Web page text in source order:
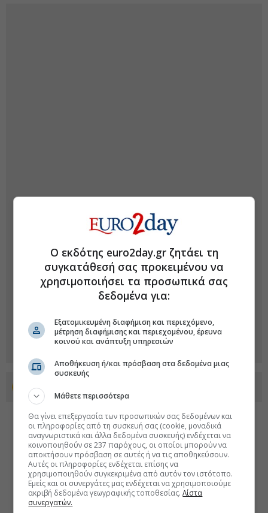
Προσθέστε το euro2day.gr στο Discover
Ο εκδότης euro2day.gr ζητάει τη
συγκατάθεσή σας προκειμένου να
χρησιμοποιήσει τα προσωπικά σας
δεδομένα για:
Εξατομικευμένη διαφήμιση και περιεχόμενο,
μέτρηση διαφήμισης και περιεχομένου, έρευνα
κοινού και ανάπτυξη υπηρεσιών
Αποθήκευση ή/και πρόσβαση στα δεδομένα μιας
συσκευής
Μάθετε περισσότερα
Θα γίνει επεξεργασία των προσωπικών σας δεδομένων και
οι πληροφορίες από τη συσκευή σας (cookie, μοναδικά
αναγνωριστικά και άλλα δεδομένα συσκευής) ενδέχεται να
κοινοποιηθούν σε 237 παρόχους, οι οποίοι μπορούν να
αποκτήσουν πρόσβαση σε αυτές ή να τις αποθηκεύσουν.
Αυτές οι πληροφορίες ενδέχεται επίσης να
χρησιμοποιηθούν συγκεκριμένα από αυτόν τον ιστότοπο.
Εμείς και οι συνεργάτες μας ενδέχεται να χρησιμοποιούμε
ακριβή δεδομένα γεωγραφικής τοποθεσίας.Λίστα
συνεργατών.